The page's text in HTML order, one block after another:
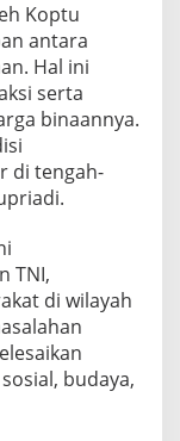
Koptu
antara
Hal ini
serta
binaannya.
di tengah-
TNI,
di wilayah
budaya,